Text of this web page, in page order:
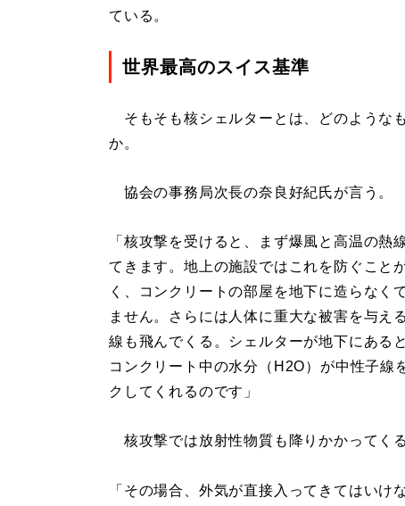
ている。
世界最高のスイス基準
そもそも核シェルターとは、どのような
か。
協会の事務局次長の奈良好紀氏が言う。
「核攻撃を受けると、まず爆風と高温の熱
てきます。地上の施設ではこれを防ぐこと
く、コンクリートの部屋を地下に造らなく
ません。さらには人体に重大な被害を与え
線も飛んでくる。シェルターが地下にある
コンクリート中の水分（H2O）が中性子線
クしてくれるのです」
核攻撃では放射性物質も降りかかってくる
「その場合、外気が直接入ってきてはい